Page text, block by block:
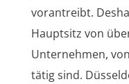
vorantreibt.
Hauptsitz von
Unternehmen,
tätig sind.